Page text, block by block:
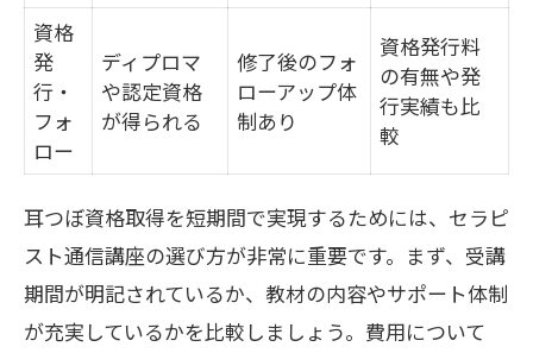
資格
発
行・
フォ
ロー
ディプロマ
や認定資格
が得られる
修了後のフォ
ローアップ体
制あり
資格発行料
の有無や発
行実績も比
較
耳つぼ資格取得を短期間で実現するためには、セラピ
スト通信講座の選び方が非常に重要です。まず、受講
期間が明記されているか、教材の内容やサポート体制
が充実しているかを比較しましょう。費用について